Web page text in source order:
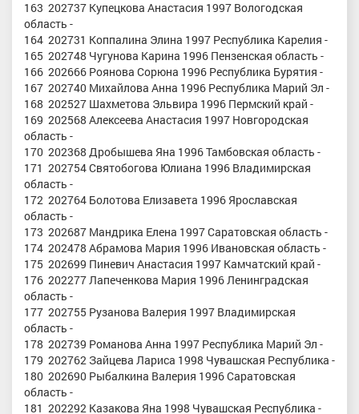
163 202737 Купецкова Анастасия 1997 Вологодская
область -
164 202731 Коппалина Элина 1997 Республика Карелия -
165 202748 Чугунова Карина 1996 Пензенская область -
166 202666 Роянова Сорюна 1996 Республика Бурятия -
167 202740 Михайлова Анна 1996 Республика Марий Эл -
168 202527 Шахметова Эльвира 1996 Пермский край -
169 202568 Алексеева Анастасия 1997 Новгородская
область -
170 202368 Дробышева Яна 1996 Тамбовская область -
171 202754 Святобогова Юлиана 1996 Владимирская
область -
172 202764 Болотова Елизавета 1996 Ярославская
область -
173 202687 Мандрика Елена 1997 Саратовская область -
174 202478 Абрамова Мария 1996 Ивановская область -
175 202699 Пиневич Анастасия 1997 Камчатский край -
176 202277 Лапеченкова Мария 1996 Ленинградская
область -
177 202755 Рузанова Валерия 1997 Владимирская
область -
178 202739 Романова Анна 1997 Республика Марий Эл -
179 202762 Зайцева Лариса 1998 Чувашская Республика -
180 202690 Рыбалкина Валерия 1996 Саратовская
область -
181 202292 Казакова Яна 1998 Чувашская Республика -